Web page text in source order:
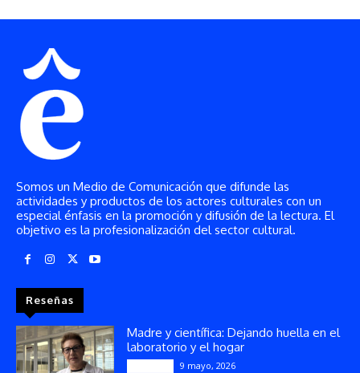
Somos un Medio de Comunicación que difunde las
actividades y productos de los actores culturales con un
especial énfasis en la promoción y difusión de la lectura. El
objetivo es la profesionalización del sector cultural.
Reseñas
Madre y científica: Dejando huella en el
laboratorio y el hogar
9 mayo, 2026